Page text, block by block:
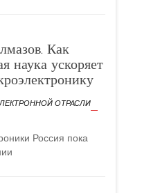
Как
наука ускоряет
ОТРАСЛИ
Россия пока